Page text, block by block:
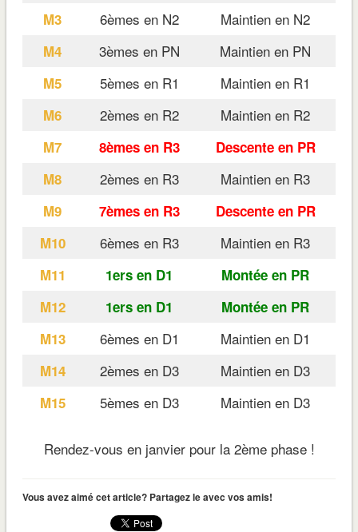
M3 6èmes en N2 Maintien en N2
M4 3èmes en PN Maintien en PN
M5 5èmes en R1 Maintien en R1
M6 2èmes en R2 Maintien en R2
M7 8èmes en R3
Descente en PR
M8
2èmes en R3 Maintien en R3
M9 7èmes en R3
Descente en PR
M10
6èmes en R3 Maintien en R3
M11 1ers en D1
Montée en PR
M12
1ers en D1
Montée en PR
M13
6èmes en D1 Maintien en D1
M14 2èmes en D3 Maintien en D3
M15 5èmes en D3 Maintien en D3
Rendez-vous en janvier pour la 2ème phase !
Vous avez aimé cet article? Partagez le avec vos amis!